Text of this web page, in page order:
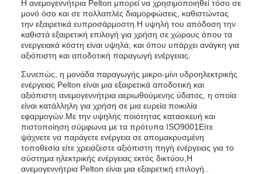
Η ανεμογεννήτρια Pelton μπορεί να χρησιμοποιηθεί τόσο σε
μονό όσο και σε πολλαπλές διαμορφώσεις, καθιστώντας
την εξαιρετικά ευπροσάρμοστη.Η υψηλή του απόδοση την
καθιστά εξαιρετική επιλογή για χρήση σε χώρους όπου τα
ενεργειακά κόστη είναι υψηλά, και όπου υπάρχει ανάγκη για
αξιόπιστη και αποδοτική παραγωγή ενέργειας.
Συνεπώς, η μονάδα παραγωγής μικρο-μίνι υδροηλεκτρικής
ενέργειας Pelton είναι μια εξαιρετικά αποδοτική και
αξιόπιστη ανεμογεννήτρια αεριωθούμενης ύδατος, η οποία
είναι κατάλληλη για χρήση σε μια ευρεία ποικιλία
εφαρμογών.Με την υψηλής ποιότητας κατασκευή και
πιστοποίηση σύμφωνα με τα πρότυπα ISO9001Είτε
ψάχνετε να παράγετε ενέργεια σε απομακρυσμένη
τοποθεσία είτε χρειάζεστε αξιόπιστη πηγή ενέργειας για το
σύστημα ηλεκτρικής ενέργειας εκτός δικτύου,Η
ανεμογεννήτρια Pelton είναι μια εξαιρετική επιλογή..